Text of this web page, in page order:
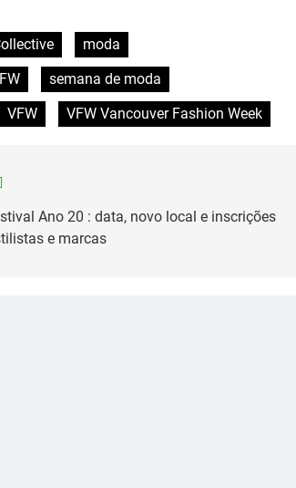
moda
semana de moda
VFW VFW Vancouver Fashion Week
Ano 20 : data, novo local e inscrições
e marcas